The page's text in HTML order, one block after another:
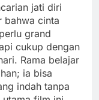
jati diri
bahwa cinta
grand
cukup dengan
Rama belajar
ia bisa
indah tanpa